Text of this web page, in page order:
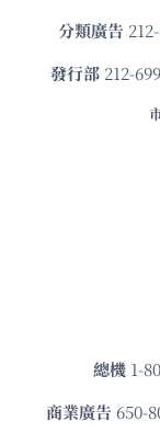
分類廣告
發⾏部 212-
總機 1-
商業廣告 650-